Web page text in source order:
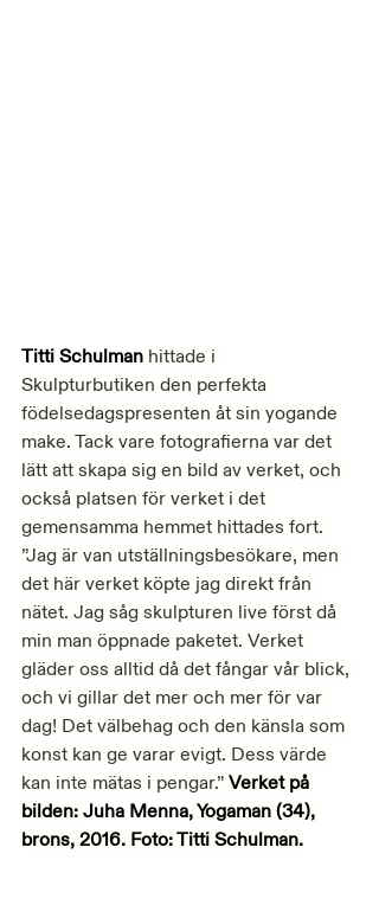
Titti Schulman hittade i
Skulpturbutiken den perfekta
födelsedagspresenten åt sin yogande
make. Tack vare fotografierna var det
lätt att skapa sig en bild av verket, och
också platsen för verket i det
gemensamma hemmet hittades fort.
”Jag är van utställningsbesökare, men
det här verket köpte jag direkt från
nätet. Jag såg skulpturen live först då
min man öppnade paketet. Verket
gläder oss alltid då det fångar vår blick,
och vi gillar det mer och mer för var
dag! Det välbehag och den känsla som
konst kan ge varar evigt. Dess värde
kan inte mätas i pengar.” Verket på
bilden: Juha Menna, Yogaman (34),
brons, 2016. Foto: Titti Schulman.